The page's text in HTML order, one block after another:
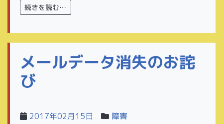
続きを読む…
メールデータ消失のお詫
び
2017年02月15日 障害